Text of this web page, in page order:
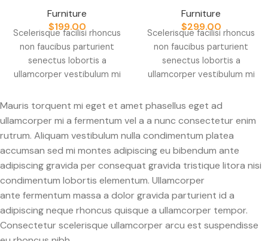
Furniture
$199.00
Scelerisque facilisi rhoncus
non faucibus parturient
senectus lobortis a
ullamcorper vestibulum mi
gravida a vestibulum leo
sem in. Est cum torquent mi
in scelerisque leo aptent
per at vitae ante eleifend
mollis adipiscing.
Furniture
$299.00
Scelerisque facilisi rhoncus
non faucibus parturient
senectus lobortis a
ullamcorper vestibulum mi
gravida a vestibulum leo
per at vitae ante eleifend
mollis adipiscing.
Mauris torquent mi eget et amet phasellus eget ad
ullamcorper mi a fermentum vel a a nunc consectetur enim
rutrum. Aliquam vestibulum nulla condimentum platea
accumsan sed mi montes adipiscing eu bibendum ante
adipiscing gravida per consequat gravida tristique litora nisi
condimentum lobortis elementum. Ullamcorper
ante fermentum massa a dolor gravida parturient id a
adipiscing neque rhoncus quisque a ullamcorper tempor.
Consectetur scelerisque ullamcorper arcu est suspendisse